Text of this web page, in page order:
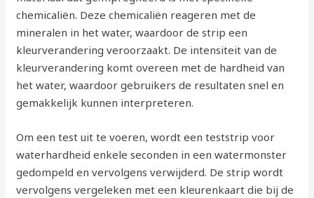
chemicaliën. Deze chemicaliën reageren met de
mineralen in het water, waardoor de strip een
kleurverandering veroorzaakt. De intensiteit van de
kleurverandering komt overeen met de hardheid van
het water, waardoor gebruikers de resultaten snel en
gemakkelijk kunnen interpreteren.
Om een test uit te voeren, wordt een teststrip voor
waterhardheid enkele seconden in een watermonster
gedompeld en vervolgens verwijderd. De strip wordt
vervolgens vergeleken met een kleurenkaart die bij de